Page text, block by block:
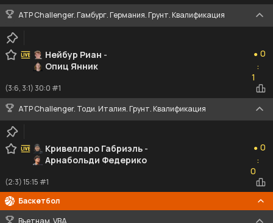
ATP Challenger. Гамбург. Германия. Грунт. Квалификация
Нейбур Риан -
Опиц Янник
● 0
:
1
(3:6, 3:1) 30:0 #1
ATP Challenger. Тоди. Италия. Грунт. Квалификация
Кривелларо Габриэль -
Арнабольди Федерико
● 0
:
0
(2:3) 15:15 #1
Баскетбол
Вьетнам. VBA